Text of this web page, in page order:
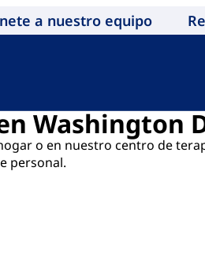
a nuestro equipo
Washington
o en nuestro centro de
personal.